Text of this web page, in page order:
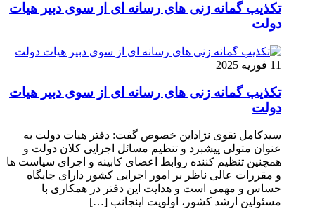
تکذیب گمانه زنی های رسانه ای از سوی دبیر هیات
دولت
11 فوریه 2025
تکذیب گمانه زنی های رسانه ای از سوی دبیر هیات
دولت
سیدکامل تقوی نژاداین خصوص گفت: دفتر هیات دولت به
عنوان متولی پیشبرد و تنظیم مسائل اجرایی کلان دولت و
همچنین تنظیم کننده روابط اعضای کابینه و اجرای سیاست ها
و مقررات عالی ناظر بر امور اجرایی کشور دارای جایگاه
حساس و مهمی است و هدایت این دفتر در همکاری با
مسئولین ارشد کشور، اولویت اینجانب […]